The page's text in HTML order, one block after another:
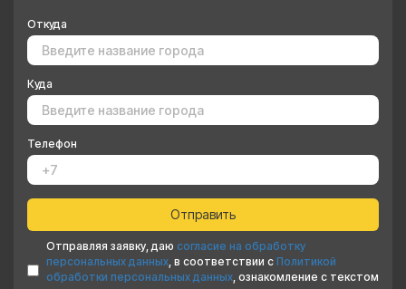
Откуда
Куда
Телефон
Отправляя заявку, даю согласие на обработку
персональных данных, в соответствии с Политикой
обработки персональных данных, ознакомление с текстом